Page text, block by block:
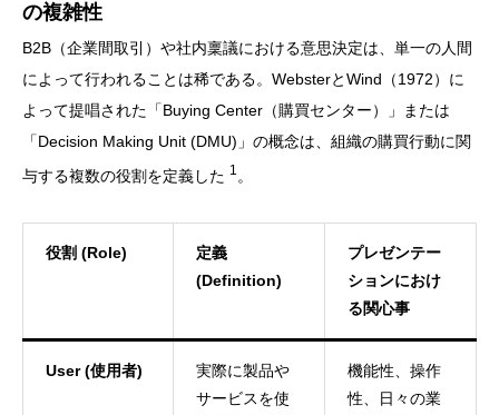
の複雑性
B2B（企業間取引）や社内稟議における意思決定は、単一の人間
によって行われることは稀である。WebsterとWind（1972）に
よって提唱された「Buying Center（購買センター）」または
「Decision Making Unit (DMU)」の概念は、組織の購買行動に関
与する複数の役割を定義した 1 。
役割 (Role)
定義
(Definition)
プレゼンテー
ションにおけ
る関心事
User (使用者)
実際に製品や
サービスを使
機能性、操作
性、日々の業